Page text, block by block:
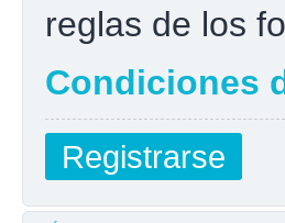
reglas de los
Condiciones
Registrarse